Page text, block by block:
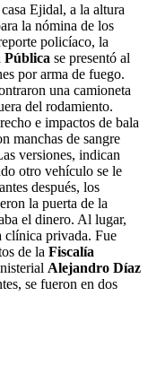
Ejidal, a la altura
la nómina de los
policíaco, la
Pública se presentó al
por arma de fuego.
una camioneta
del rodamiento.
e impactos de bala
manchas de sangre
versiones, indican
otro vehículo se le
después, los
la puerta de la
el dinero. Al lugar,
clínica privada. Fue
de la Fiscalía
Alejandro Díaz
se fueron en dos